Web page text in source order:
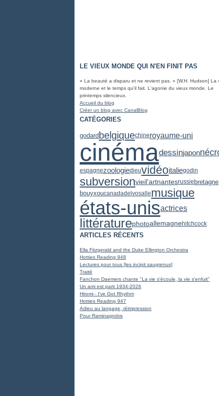
LE VIEUX MONDE QUI N'EN FINIT PAS
« La beauté a disparu et ne revient pas. » [W.H. Hudson] La
moderne et le temps qu'il fait. L'agonie du vieux monde. Le
printemps silencieux.
Accueil du blog
Créer un blog avec CanalBlog
CATÉGORIES
godard belgiquechineroyaume-uni
cinémadessinjapon
espagnezoologiedieuvidéoitaliegodin
subversionvieil'artnantesrussiebretagne
bouyxoucanadadelvosallemusique
états-unisactrices
littératurephotoallemagnehitchcock
ARTICLES RÉCENTS
Ella Fitzgerald and the Duke Ellington Orchestra
Hotties Reading 948
Lectures pour tous [les incipit saugrenus]
Traité
Fanchon Daemers chante "La vie s'écoule, la vie s'enfuit"
Un ami est parti 1934-2026
Hiromi - I've Got Rhythm
Hotties Reading 947
Adieu au langage, réimpression
Pour Raminagrobis